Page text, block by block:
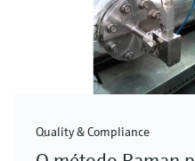
Quality & Compliance